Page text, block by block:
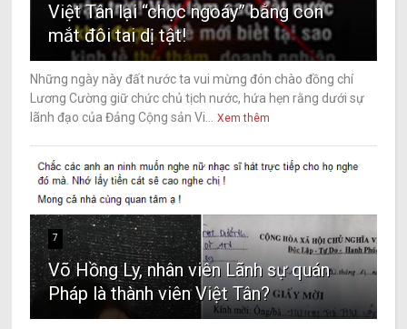
Việt Tân lại “chọc ngoáy” bằng con
mắt đôi tai dị tật!
Những ngày này đất nước ta vui mừng đón chào đồng chí
Lương Cường giữ chức chủ tịch nước, hứa hẹn rằng dưới sự
lãnh đạo của Đảng Cộng sản Vi...
Xem thêm
7
Võ Hồng Ly, nhân viên Lãnh sự quán
Pháp là thành viên Việt Tân?